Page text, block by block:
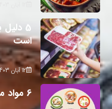
5
است
12 آبان 1403
6 مواد مغذی ضروری برای بدن چیست؟